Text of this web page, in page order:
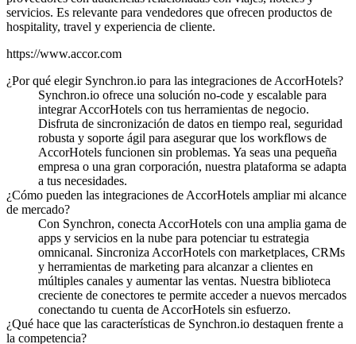
servicios. Es relevante para vendedores que ofrecen productos de
hospitality, travel y experiencia de cliente.
https://www.accor.com
¿Por qué elegir Synchron.io para las integraciones de AccorHotels?
Synchron.io ofrece una solución no-code y escalable para
integrar AccorHotels con tus herramientas de negocio.
Disfruta de sincronización de datos en tiempo real, seguridad
robusta y soporte ágil para asegurar que los workflows de
AccorHotels funcionen sin problemas. Ya seas una pequeña
empresa o una gran corporación, nuestra plataforma se adapta
a tus necesidades.
¿Cómo pueden las integraciones de AccorHotels ampliar mi alcance
de mercado?
Con Synchron, conecta AccorHotels con una amplia gama de
apps y servicios en la nube para potenciar tu estrategia
omnicanal. Sincroniza AccorHotels con marketplaces, CRMs
y herramientas de marketing para alcanzar a clientes en
múltiples canales y aumentar las ventas. Nuestra biblioteca
creciente de conectores te permite acceder a nuevos mercados
conectando tu cuenta de AccorHotels sin esfuerzo.
¿Qué hace que las características de Synchron.io destaquen frente a
la competencia?